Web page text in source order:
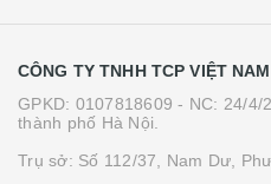
CÔNG TY TNHH TCP VIỆT NAM
GPKD: 0107818609 - NC: 24/
thành phố Hà Nội.
Trụ sở: Số 112/37, Nam Dư,